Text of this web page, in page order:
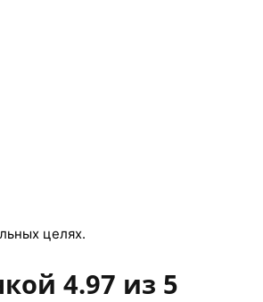
целях.
4.97 из 5